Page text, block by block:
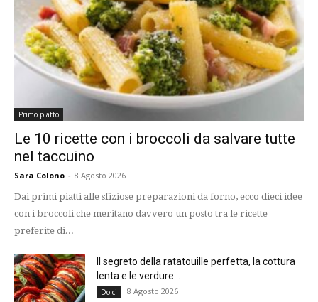
Primo piatto
Le 10 ricette con i broccoli da salvare tutte
nel taccuino
Sara Colono - 8 Agosto 2026
Dai primi piatti alle sfiziose preparazioni da forno, ecco dieci idee
con i broccoli che meritano davvero un posto tra le ricette
preferite di...
Il segreto della ratatouille perfetta, la cottura
lenta e le verdure...
Dolci 8 Agosto 2026